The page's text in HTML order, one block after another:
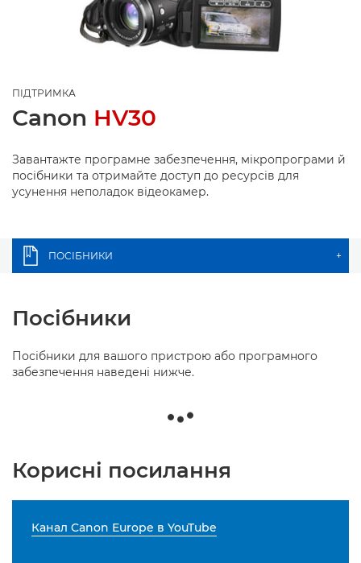
ПІДТРИМКА
Canon HV30
Завантажте програмне забезпечення, мікропрограми й
посібники та отримайте доступ до ресурсів для
усунення неполадок відеокамер.
ПОСІБНИКИ +
Посібники
Посібники для вашого пристрою або програмного
забезпечення наведені нижче.
Корисні посилання
Канал Canon Europe в YouTube